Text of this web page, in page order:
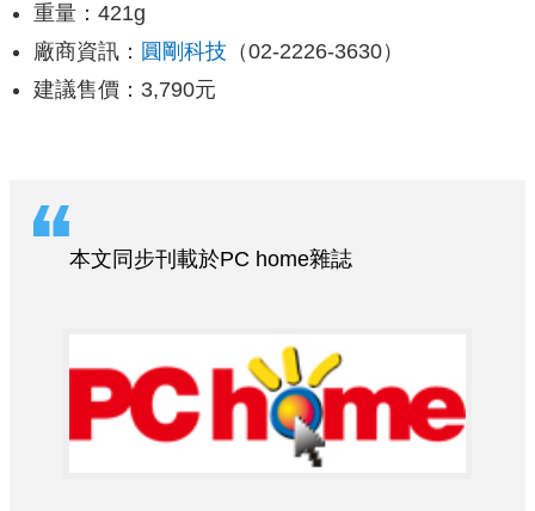
重量：421g
廠商資訊： 圓剛科技 （02-2226-3630）
建議售價：3,790元
本文同步刊載於PC home雜誌